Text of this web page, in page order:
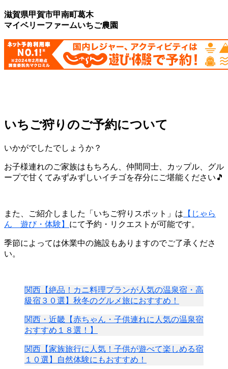
滋賀県甲賀市甲南町葛木
マイベリーファームいちご農園
いちご狩りのご予約について
いかがでしたでしょうか？
お子様連れのご家族はもちろん、仲間同士、カップル、グル
ープで甘くてみずみずしいイチゴを存分にご堪能ください🎵
また、ご紹介しました「いちご狩りスポット」は 【じゃら
ん 遊び・体験】 にて予約・リクエストが可能です。
季節によっては休業中の施設もありますのでご了承くださ
い。
関西【絶品！カニ料理プランが人気の温泉宿・高
級宿３０選】秋冬のグルメ旅におすすめ！
関西・近畿【赤ちゃん・子供連れに人気の温泉宿
おすすめ１８選！】
関西【家族旅行に人気！子供が遊べて楽しめる宿
１０選】自然体験にもおすすめ！